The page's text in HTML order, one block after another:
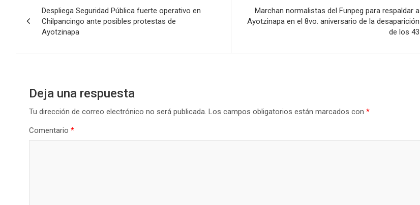
de
entradas
Despliega Seguridad Pública fuerte operativo en
Chilpancingo ante posibles protestas de
Ayotzinapa
Marchan normalistas del Funpeg para respaldar a
Ayotzinapa en el 8vo. aniversario de la desaparición
de los 43
Deja una respuesta
Tu dirección de correo electrónico no será publicada. Los campos obligatorios están marcados con *
Comentario *